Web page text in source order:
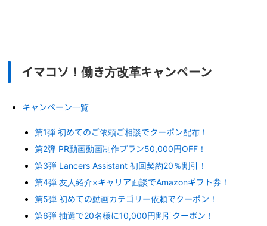
イマコソ！働き方改革キャンペーン
キャンペーン一覧
第1弾 初めてのご依頼ご相談でクーポン配布！
第2弾 PR動画動画制作プラン50,000円OFF！
第3弾 Lancers Assistant 初回契約20％割引！
第4弾 友人紹介×キャリア面談でAmazonギフト券！
第5弾 初めての動画カテゴリー依頼でクーポン！
第6弾 抽選で20名様に10,000円割引クーポン！